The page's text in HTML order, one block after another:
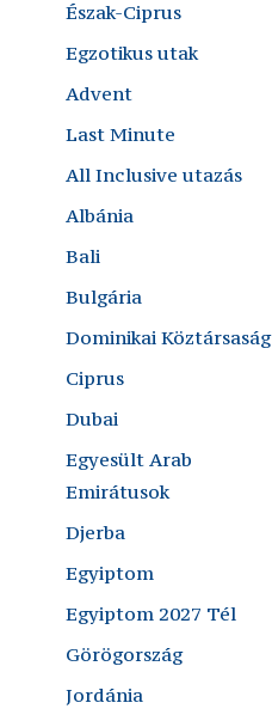
Észak-Ciprus
Egzotikus utak
Advent
Last Minute
All Inclusive utazás
Albánia
Bali
Bulgária
Dominikai Köztársaság
Ciprus
Dubai
Egyesült Arab
Emirátusok
Djerba
Egyiptom
Egyiptom 2027 Tél
Görögország
Jordánia